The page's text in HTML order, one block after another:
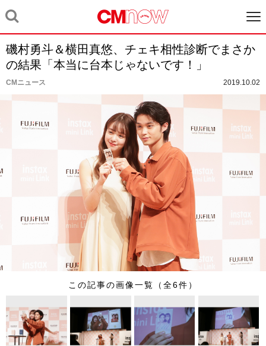
磯村勇斗＆横田真悠、チェキ相性診断でまさか
の結果「本当に台本じゃないです！」
CMニュース 2019.10.02
この記事の画像一覧（全6件）